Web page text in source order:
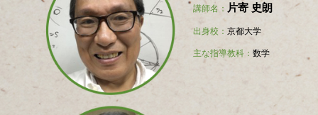
講師名： 片寄 史朗
出身校：京都大学
主な指導教科：数学